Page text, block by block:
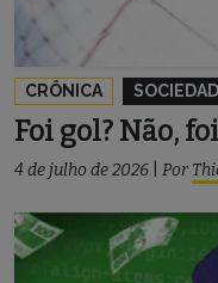
CRÔNICA
Foi gol? Não,
4 de julho de 2026 Por